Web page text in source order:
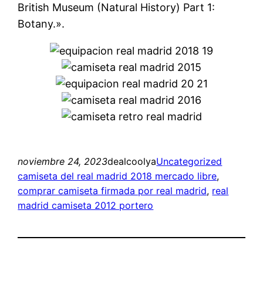
British Museum (Natural History) Part 1:
Botany.».
noviembre 24, 2023dealcoolyaUncategorized
camiseta del real madrid 2018 mercado libre
comprar camiseta firmada por real madrid, real
madrid camiseta 2012 portero